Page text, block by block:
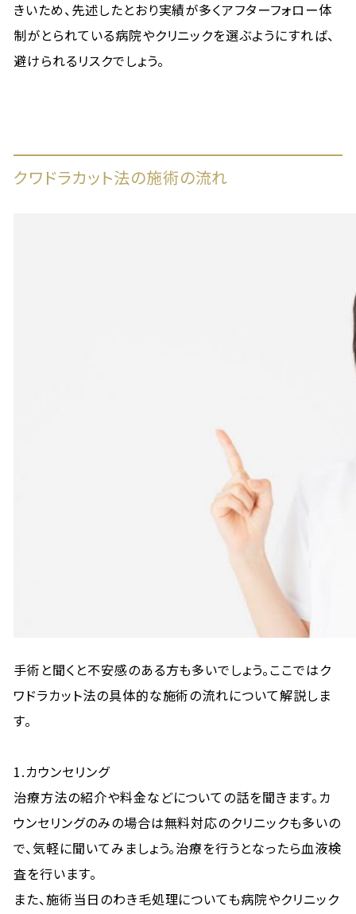
きいため、先述したとおり実績が多くアフターフォロー体
制がとられている病院やクリニックを選ぶようにすれば、
避けられるリスクでしょう。
クワドラカット法の施術の流れ
手術と聞くと不安感のある方も多いでしょう。ここではク
ワドラカット法の具体的な施術の流れについて解説しま
す。
1.カウンセリング
治療方法の紹介や料金などについての話を聞きます。カ
ウンセリングのみの場合は無料対応のクリニックも多いの
で、気軽に聞いてみましょう。治療を行うとなったら血液検
査を行います。
また、施術当日のわき毛処理についても病院やクリニック